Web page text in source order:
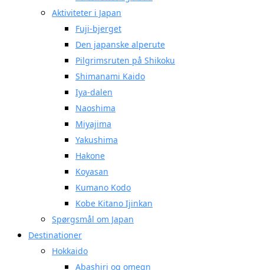
Aktiviteter i Japan
Fuji-bjerget
Den japanske alperute
Pilgrimsruten på Shikoku
Shimanami Kaido
Iya-dalen
Naoshima
Miyajima
Yakushima
Hakone
Koyasan
Kumano Kodo
Kobe Kitano Ijinkan
Spørgsmål om Japan
Destinationer
Hokkaido
Abashiri og omegn